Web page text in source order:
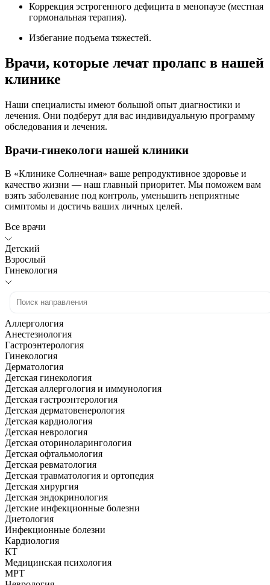
Коррекция эстрогенного дефицита в менопаузе (местная
гормональная терапия).
Избегание подъема тяжестей.
Врачи, которые лечат пролапс в нашей
клинике
Наши специалисты имеют большой опыт диагностики и
лечения. Они подберут для вас индивидуальную программу
обследования и лечения.
Врачи-гинекологи нашей клиники
В «Клинике Солнечная» ваше репродуктивное здоровье и
качество жизни — наш главный приоритет. Мы поможем вам
взять заболевание под контроль, уменьшить неприятные
симптомы и достичь ваших личных целей.
Все врачи
Детский
Взрослый
Гинекология
Аллергология
Анестезиология
Гастроэнтерология
Гинекология
Дерматология
Детская гинекология
Детская аллергология и иммунология
Детская гастроэнтерология
Детская дерматовенерология
Детская кардиология
Детская неврология
Детская оториноларингология
Детская офтальмология
Детская ревматология
Детская травматология и ортопедия
Детская хирургия
Детская эндокринология
Детские инфекционные болезни
Диетология
Инфекционные болезни
Кардиология
КТ
Медицинская психология
МРТ